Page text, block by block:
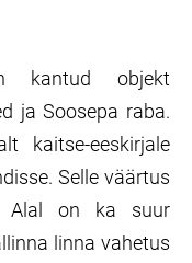
kantud objekt
ja Soosepa raba.
kaitse-eeskirjale
Selle väärtus
Alal on ka suur
linna vahetus